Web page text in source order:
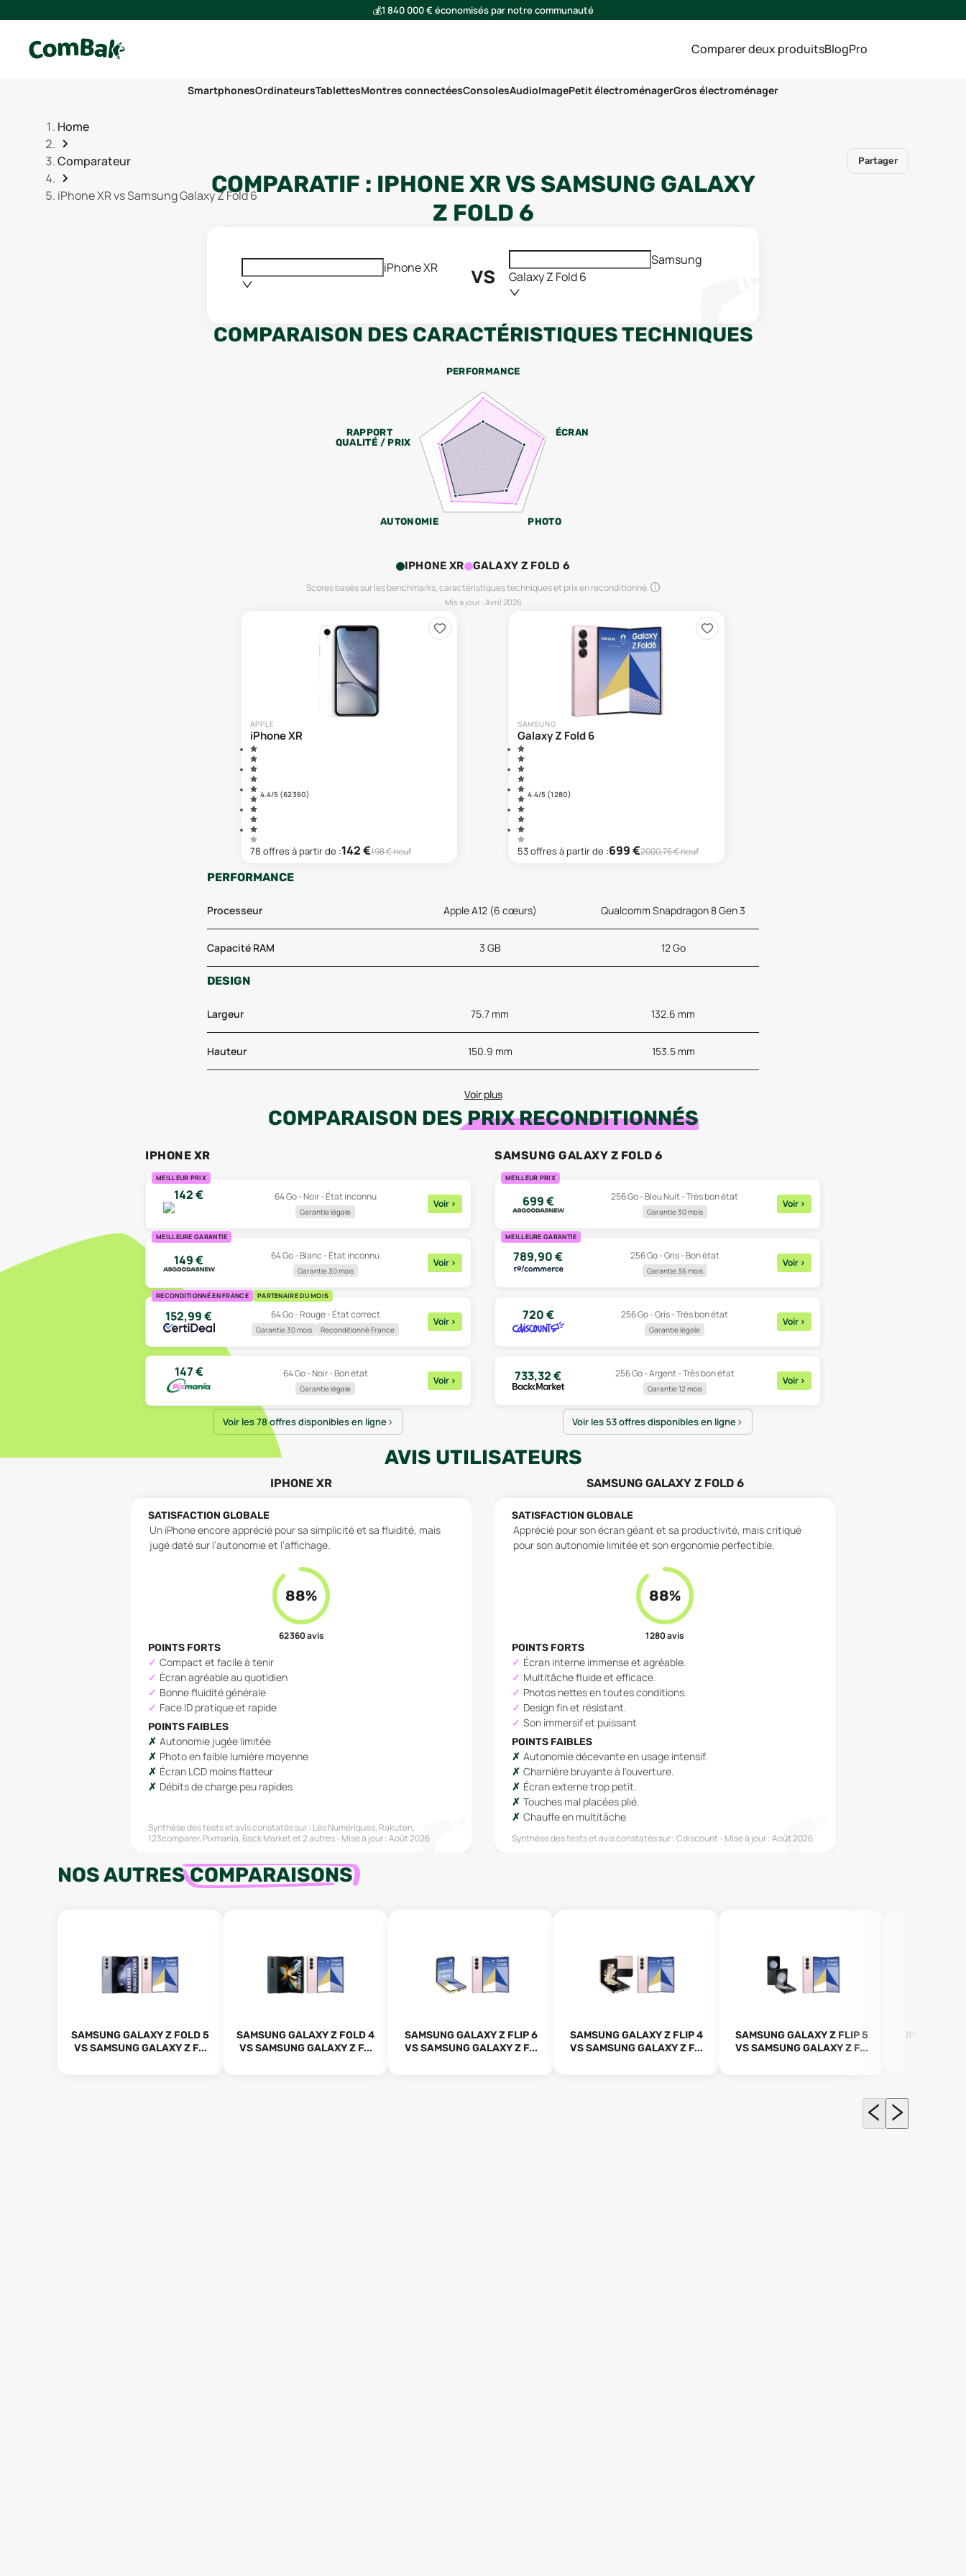
💰1 840 000 € économisés par notre communauté
Comparer deux produitsBlogPro
SmartphonesOrdinateursTablettesMontres connectéesConsolesAudioImagePetit électroménagerGros électroménager
Home
Comparateur
iPhone XR vs Samsung Galaxy Z Fold 6
Partager
COMPARATIF : IPHONE XRVS SAMSUNG GALAXY
Z FOLD 6
iPhone XR vs
Samsung
Galaxy Z Fold 6
COMPARAISON DES CARACTÉRISTIQUES TECHNIQUES
PERFORMANCE
ÉCRAN
PHOTO
AUTONOMIE
RAPPORT
QUALITÉ / PRIX
IPHONE XR GALAXY Z FOLD 6
Scores basés sur les benchmarks, caractéristiques techniques et prix en reconditionné.
Mis à jour : Avril 2026
APPLE
iPhone XR
4.4/5 (62 360)
78 offresà partir de :142€198€ neuf
SAMSUNG
Galaxy Z Fold 6
4.4/5 (1 280)
53offresà partir de :699€2000,75€ neuf
PERFORMANCE
Processeur Apple A12 (6 cœurs) Qualcomm Snapdragon 8 Gen 3
Capacité RAM 3 GB 12 Go
DESIGN
Largeur 75.7 mm 132.6 mm
Hauteur 150.9 mm 153.5 mm
Voir plus
COMPARAISON DESPRIX RECONDITIONNÉS
IPHONE XR
MEILLEUR PRIX
142€ 64 Go - Noir - État inconnu
Garantie légale
Voir >
MEILLEURE GARANTIE
149€ 64 Go - Blanc - État inconnu
Garantie 30 mois
Voir >
RECONDITIONNÉ EN FRANCE PARTENAIRE DU MOIS
152,99€ 64 Go - Rouge - État correct
Garantie 30 mois Reconditionné France
Voir >
147€ 64 Go - Noir - Bon état
Garantie légale
Voir >
Voir les 78 offres disponibles en ligne
SAMSUNG GALAXY Z FOLD 6
MEILLEUR PRIX
699€ 256 Go - Bleu Nuit - Très bon état
Garantie 30 mois
Voir >
MEILLEURE GARANTIE
789,90€ 256 Go - Gris - Bon état
Garantie 36 mois
Voir >
720€ 256 Go - Gris - Très bon état
Garantie légale
Voir >
733,32€ 256 Go - Argent - Très bon état
Garantie 12 mois
Voir >
Voir les 53 offres disponibles en ligne
AVIS UTILISATEURS
IPHONE XR
SATISFACTION GLOBALE
Un iPhone encore apprécié pour sa simplicité et sa fluidité, mais
jugé daté sur l’autonomie et l’affichage.
88%
62 360avis
POINTS FORTS
Compact et facile à tenir
Écran agréable au quotidien
Bonne fluidité générale
Face ID pratique et rapide
POINTS FAIBLES
Autonomie jugée limitée
Photo en faible lumière moyenne
Écran LCD moins flatteur
Débits de charge peu rapides
Synthèse des tests et avis constatés sur : Les Numériques, Rakuten,
123comparer, Pixmania, Back Marketet 2 autres Mise à jour :Août 2026
SAMSUNG GALAXY Z FOLD 6
SATISFACTION GLOBALE
Apprécié pour son écran géant et sa productivité, mais critiqué
pour son autonomie limitée et son ergonomie perfectible.
88%
1 280avis
POINTS FORTS
Écran interne immense et agréable.
Multitâche fluide et efficace.
Photos nettes en toutes conditions.
Design fin et résistant.
Son immersif et puissant
POINTS FAIBLES
Autonomie décevante en usage intensif.
Charnière bruyante à l'ouverture.
Écran externe trop petit.
Touches mal placées plié.
Chauffe en multitâche
Synthèse des tests et avis constatés sur :Cdiscount Mise à jour :Août 2026
NOS AUTRESCOMPARAISONS
SAMSUNG GALAXY Z FOLD 5
VS SAMSUNG GALAXY Z F...
SAMSUNG GALAXY Z FOLD 4
VS SAMSUNG GALAXY Z F...
SAMSUNG GALAXY Z FLIP 6
VS SAMSUNG GALAXY Z F...
SAMSUNG GALAXY Z FLIP 4
VS SAMSUNG GALAXY Z F...
SAMSUNG GALAXY Z FLIP 5
VS SAMSUNG GALAXY Z F...
IPHONE 14